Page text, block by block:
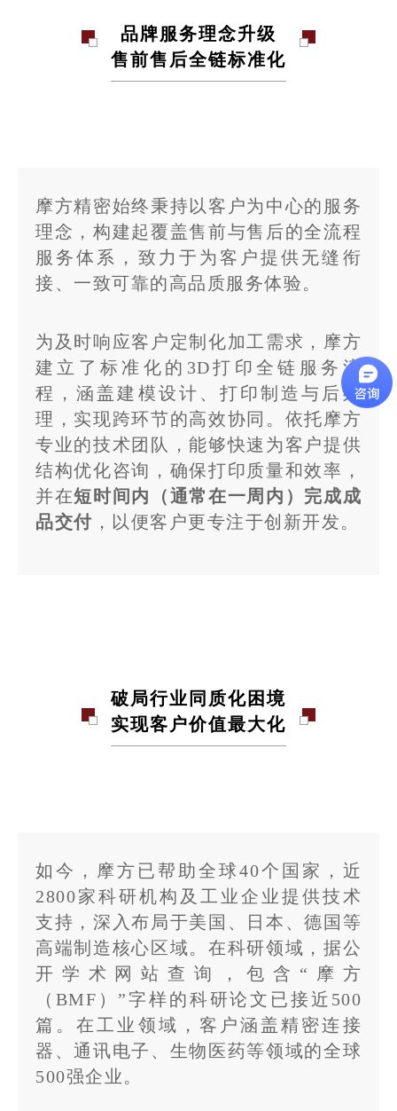
品牌服务理念升级
售前售后全链标准化
摩方精密始终秉持以客户为中心的服务
理念，构建起覆盖售前与售后的全流程
服务体系，致力于为客户提供无缝衔
接、一致可靠的高品质服务体验。
为及时响应客户定制化加工需求，摩方
建立了标准化的3D打印全链服务流
程，涵盖建模设计、打印制造与后处
理，实现跨环节的高效协同。依托摩方
专业的技术团队，能够快速为客户提供
结构优化咨询，确保打印质量和效率，
并在短时间内（通常在一周内）完成成
品交付 ，以便客户更专注于创新开发。
破局行业同质化困境
实现客户价值最大化
如今，摩方已帮助全球40个国家，近
2800家科研机构及工业企业提供技术
支持，深入布局于美国、日本、德国等
高端制造核心区域。在科研领域，据公
开学术网站查询，包含“摩方
（BMF）”字样的科研论文已接近500
篇。在工业领域，客户涵盖精密连接
器、通讯电子、生物医药等领域的全球
500强企业。